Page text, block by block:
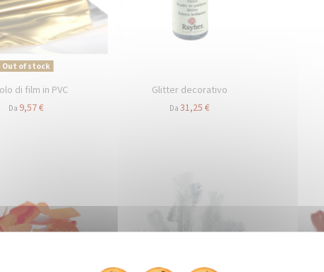
Out of stock
di film in PVC
Da 9,57 €
Glitter decorativo
Da 31,25 €